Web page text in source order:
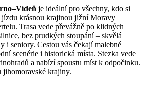
je ideální pro všechny, kdo si
krásnou krajinou jižní Moravy
Trasa vede převážně po klidných
bez prudkých stoupání – skvělá
i seniory. Cestou vás čekají malebné
scenérie i historická místa. Stezka vede
a nabízí spoustu míst k odpočinku.
krajiny.